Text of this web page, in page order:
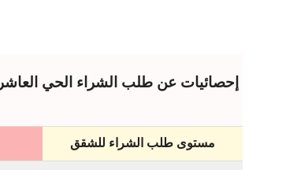
إحصائيات عن طلب الشراء الحي العاشر
مستوى طلب الشراء للشقق